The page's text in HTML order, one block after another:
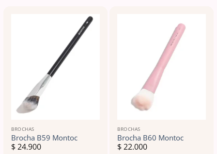
BROCHAS
Brocha B59 Montoc
$24.900
BROCHAS
Brocha B60 Montoc
$22.000